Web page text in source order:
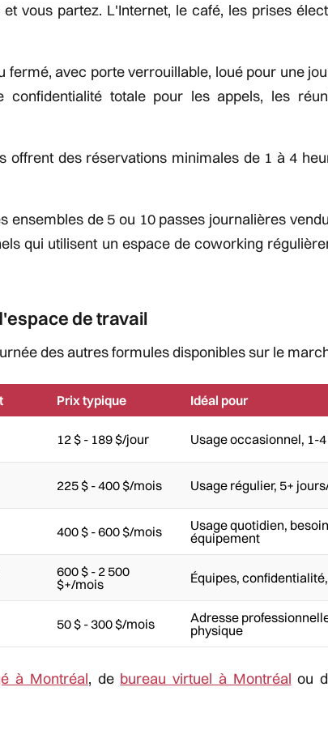
vous partez. L'Internet, le café, les prises
fermé, avec porte verrouillable, loué pour une
totale pour les appels, les
offrent des réservations minimales de 1 à 4
ensembles de 5 ou 10 passes journalières
qui utilisent un espace de coworking
de travail
des autres formules disponibles sur le
Prix typique Idéal pour
12 $ - 189 $/jour Usage occasionnel, 1-
225 $ - 400 $/mois Usage régulier, 5+
400 $ - 600 $/mois
Usage quotidien,
équipement
600 $ - 2 500
$+/mois
Équipes,
50 $ - 300 $/mois
Adresse
physique
à Montréal, de bureau virtuel à Montréal ou